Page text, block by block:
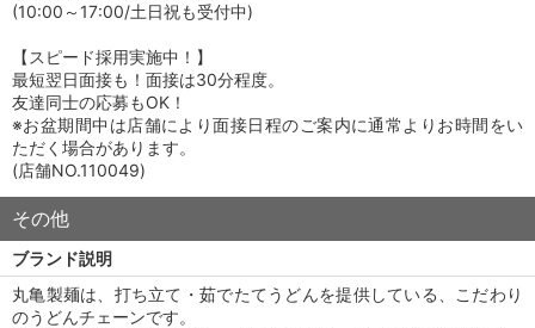
(10:00～17:00/土日祝も受付中)
【スピード採用実施中！】
最短翌日面接も！面接は30分程度。
友達同士の応募もOK！
※お盆期間中は店舗により面接日程のご案内に通常よりお時間をい
ただく場合があります。
(店舗NO.110049)
その他
ブランド説明
丸亀製麺は、打ち立て・茹でたてうどんを提供している、こだわり
のうどんチェーンです。